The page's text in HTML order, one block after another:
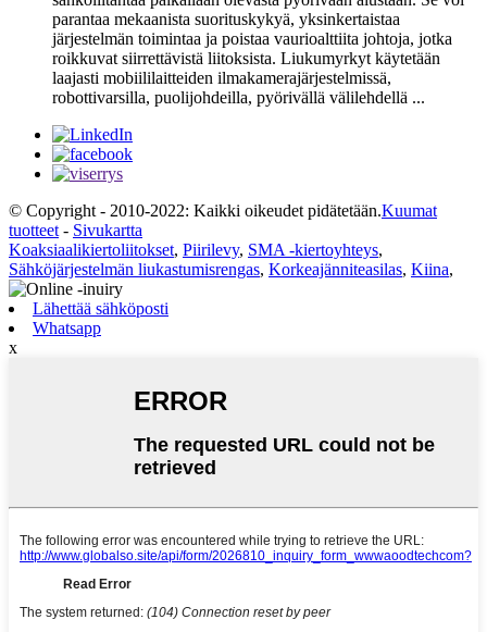
parantaa mekaanista suorituskykyä, yksinkertaistaa
järjestelmän toimintaa ja poistaa vaurioalttiita johtoja, jotka
roikkuvat siirrettävistä liitoksista. Liukumyrkyt käytetään
laajasti mobiililaitteiden ilmakamerajärjestelmissä,
robottivarsilla, puolijohdeilla, pyörivällä välilehdellä ...
© Copyright - 2010-2022: Kaikki oikeudet pidätetään.Kuumat
tuotteet - Sivukartta
Koaksiaalikiertoliitokset, Piirilevy, SMA -kiertoyhteys,
Sähköjärjestelmän liukastumisrengas, Korkeajänniteasilas, Kiina,
Lähettää sähköposti
Whatsapp
x